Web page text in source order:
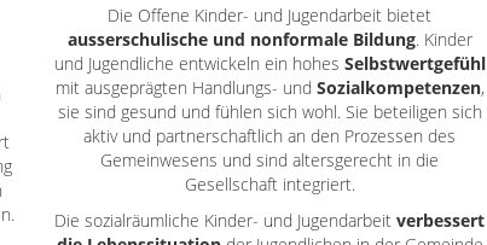
Die Offene Kinder- und Jugendarbeit bietet
ausserschulische und nonformale Bildung. Kinder
und Jugendliche entwickeln ein hohes Selbstwertgefühl
mit ausgeprägten Handlungs- und Sozialkompetenzen,
sie sind gesund und fühlen sich wohl. Sie beteiligen sich
aktiv und partnerschaftlich an den Prozessen des
Gemeinwesens und sind altersgerecht in die
Gesellschaft integriert.
Die sozialräumliche Kinder- und Jugendarbeit verbessert